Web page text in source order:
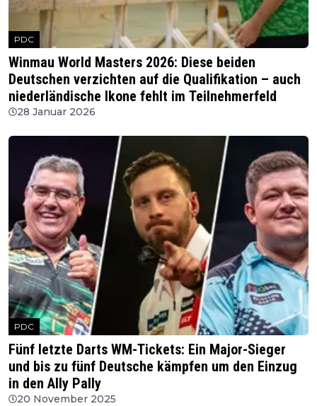
PDC
Winmau World Masters 2026: Diese beiden
Deutschen verzichten auf die Qualifikation – auch
niederländische Ikone fehlt im Teilnehmerfeld
28 Januar 2026
PDC
Fünf letzte Darts WM-Tickets: Ein Major-Sieger
und bis zu fünf Deutsche kämpfen um den Einzug
in den Ally Pally
20 November 2025